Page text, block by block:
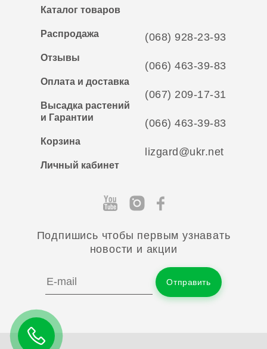
Каталог товаров
Распродажа
Отзывы
Оплата и доставка
Высадка растений
и Гарантии
Корзина
Личный кабинет
(068) 928-23-93
(066) 463-39-83
(067) 209-17-31
(066) 463-39-83
lizgard@ukr.net
Подпишись чтобы первым узнавать
новости и акции
Отправить